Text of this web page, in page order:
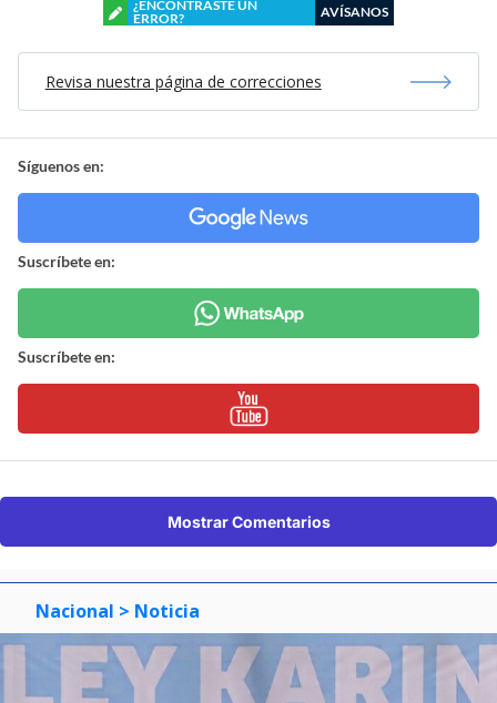
¿ENCONTRASTE UN
ERROR?
AVÍSANOS
Revisa nuestra página de correcciones
Síguenos en:
Suscríbete en:
Suscríbete en:
Mostrar Comentarios
Nacional > Noticia